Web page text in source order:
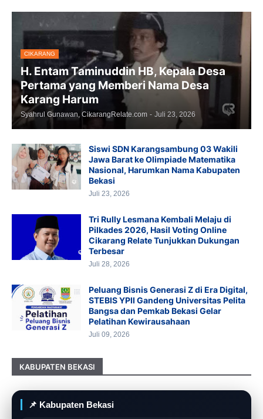
CIKARANG
H. Entam Taminuddin HB, Kepala Desa
Pertama yang Memberi Nama Desa
Karang Harum
Syahrul Gunawan, CikarangRelate.com - Juli 23, 2026
Siswi SDN Karangsambung 03 Wakili
Jawa Barat ke Olimpiade Matematika
Nasional, Harumkan Nama Kabupaten
Bekasi
Juli 23, 2026
Tri Rully Lesmana Kembali Melaju di
Pilkades 2026, Hasil Voting Online
Cikarang Relate Tunjukkan Dukungan
Terbesar
Juli 28, 2026
Peluang Bisnis Generasi Z di Era Digital,
STEBIS YPII Gandeng Universitas Pelita
Bangsa dan Pemkab Bekasi Gelar
Pelatihan Kewirausahaan
Juli 09, 2026
KABUPATEN BEKASI
📌 Kabupaten Bekasi